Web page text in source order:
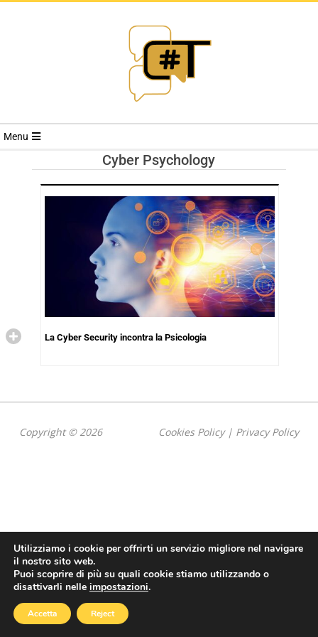
RIVISTA
TRENDS
Menu
Cyber Psychology
La Cyber Security incontra la Psicologia
Copyright © 2026 Cookies Policy| Privacy Policy
Utilizziamo i cookie per offrirti un servizio migliore nel navigare
il nostro sito web.
Puoi scoprire di più su quali cookie stiamo utilizzando o
disattivarli nelle impostazioni.
Accetta Reject